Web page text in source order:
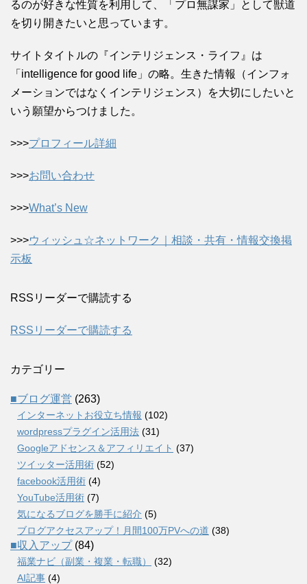
るのが好きな性質を利用して、「プロ無謀家」として獣道
を切り開きたいと思っています。
サイトタイトルの『インテリジェンス・ライフ』は
「intelligence for good life」の略。生きた情報（インフォ
メーションではなくインテリジェンス）を大切にしたいと
いう願望からつけました。
>>>プロフィール詳細
>>>お問い合わせ
>>>What’s New
>>>ウィッシュ☆ネットワーク｜相談・共有・情報交換掲
示板
RSSリーダーで購読する
RSSリーダーで購読する
カテゴリー
■ブログ運営 (263)
インターネットお役立ち情報 (102)
wordpressプラグイン活用法 (31)
Googleアドセンス＆アフィリエイト (37)
ツイッター活用術 (52)
facebook活用術 (4)
YouTube活用術 (7)
気になるブログを勝手に紹介 (5)
ブログアクセスアップ！月間100万PVへの道 (38)
■収入アップ(84)
福業ナビ（副業・複業・転職）
(32)
AI記事 (4)